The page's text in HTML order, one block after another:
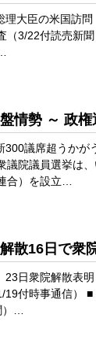
理大臣の米国訪
（3/22付読売新
情勢 ～ 政
300議席超うか
議院議員選挙は
合）を設立…
散16日で衆
23日衆院解散表
19付時事通信）
…